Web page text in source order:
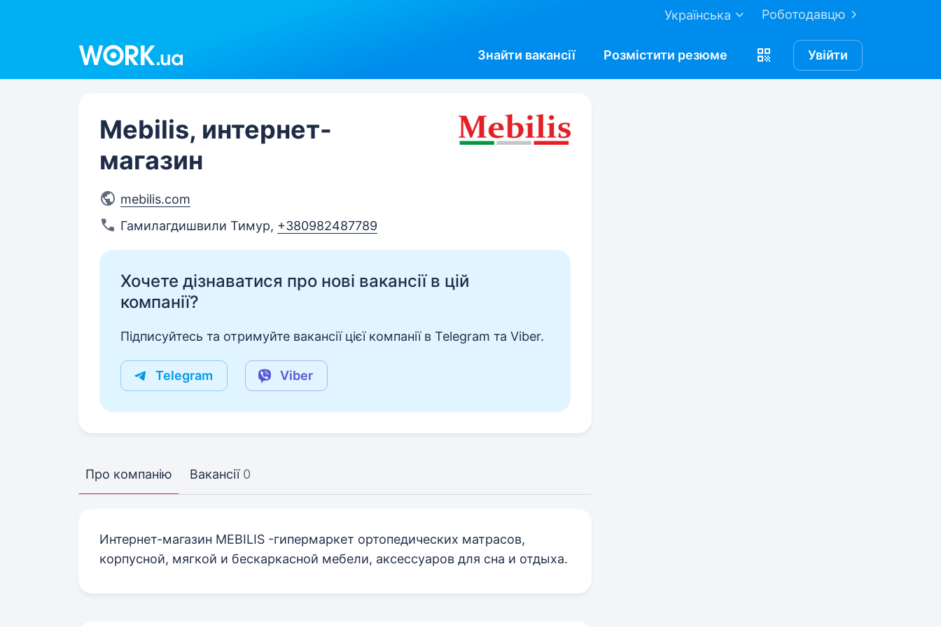
Роботодавцю
Українська
Знайти вакансії Розмістити резюме Увійти
Mebilis, интернет-
магазин
mebilis.com
Гамилагдишвили Тимур, +380982487789
Хочете дізнаватися про нові вакансії в цій
компанії?
Підписуйтесь та отримуйте вакансії цієї компанії в Telegram та Viber.
Telegram Viber
Про компанію Вакансії 0
Интернет-магазин MEBILIS -гипермаркет ортопедических матрасов,
корпусной, мягкой и бескаркасной мебели, аксессуаров для сна и отдыха.